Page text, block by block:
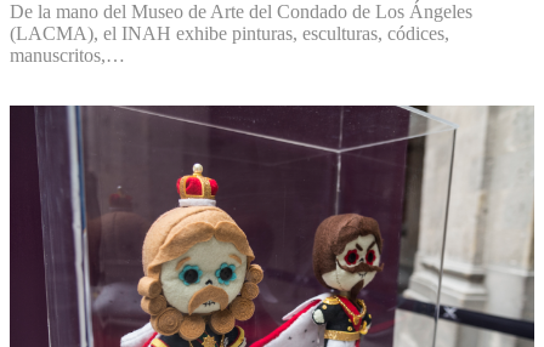
De la mano del Museo de Arte del Condado de Los Ángeles
(LACMA), el INAH exhibe pinturas, esculturas, códices,
manuscritos,…